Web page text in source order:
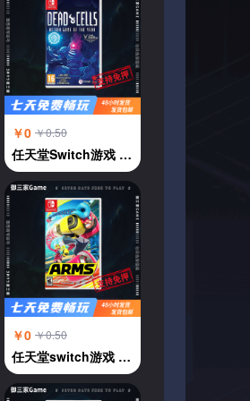
￥0 ￥0.50
任天堂Switch游戏 NS 死亡细胞deadcells 年度版 横版过关 中文
￥0 ￥0.50
任天堂switch游戏 强力拳击 神臂斗士 Arms 伸缩拳击 中文